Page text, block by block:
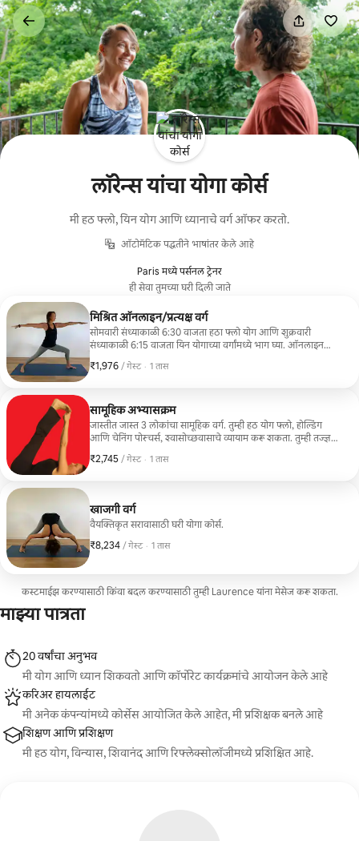
कंटेंटवर
जा
लॉरेन्स यांचा योगा कोर्स
मी हठ फ्लो, यिन योग आणि ध्यानाचे वर्ग ऑफर करतो.
ऑटोमॅटिक पद्धतीने भाषांतर केले आहे
Paris मध्ये पर्सनल ट्रेनर
ही सेवा तुमच्या घरी दिली जाते
मिश्रित ऑनलाइन/प्रत्यक्ष वर्ग
सोमवारी संध्याकाळी 6:30 वाजता हठा फ्लो योग आणि शुक्रवारी
संध्याकाळी 6:15 वाजता यिन योगाच्या वर्गांमध्ये भाग घ्या. ऑनलाइन
₹1,976 / गेस्ट
₹1,976 प्रति गेस्ट
, · 1 तास
सामूहिक अभ्यासक्रम
जास्तीत जास्त 3 लोकांचा सामूहिक वर्ग. तुम्ही हठ योग फ्लो, होल्डिंग
आणि चेनिंग पोस्चर्स, श्वासोच्छवासाचे व्यायाम करू शकता. तुम्ही तज्ज्ञ
₹2,745 / गेस्ट
₹2,745 प्रति गेस्ट
, · 1 तास
खाजगी वर्ग
वैयक्तिकृत सरावासाठी घरी योगा कोर्स.
₹8,234 / गेस्ट
₹8,234 प्रति गेस्ट
, · 1 तास
कस्टमाईझ करण्यासाठी किंवा बदल करण्यासाठी तुम्ही Laurence यांना मेसेज करू शकता.
माझ्या पात्रता
20 वर्षांचा अनुभव
मी योग आणि ध्यान शिकवतो आणि कॉर्पोरेट कार्यक्रमांचे आयोजन केले आहे
करिअर हायलाईट
मी अनेक कंपन्यांमध्ये कोर्सेस आयोजित केले आहेत, मी प्रशिक्षक बनले आहे
शिक्षण आणि प्रशिक्षण
मी हठ योग, विन्यास, शिवानंद आणि रिफ्लेक्सोलॉजीमध्ये प्रशिक्षित आहे.